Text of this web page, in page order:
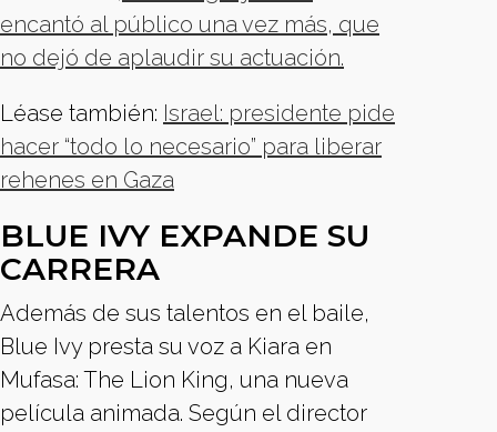
encantó al público una vez más, que
no dejó de aplaudir su actuación.
Léase también: Israel: presidente pide
hacer “todo lo necesario” para liberar
rehenes en Gaza
BLUE IVY EXPANDE SU
CARRERA
Además de sus talentos en el baile,
Blue Ivy presta su voz a Kiara en
Mufasa: The Lion King, una nueva
película animada. Según el director